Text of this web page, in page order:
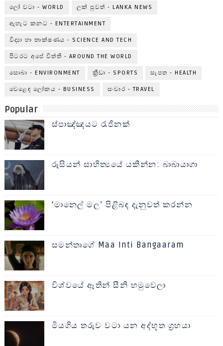
ලෝ වටා - WORLD ලක් පුවත් - LANKA NEWS
ඇහැට කනට - ENTERTAINMENT
විද්‍යා හා තාක්ෂණය - SCIENCE AND TECH
පිටරට අපේ විත්ති - AROUND THE WORLD
සොබා - ENVIRONMENT ක්‍රීඩා - SPORTS සැපත - HEALTH
වෙළෙඳ ලෝකය - BUSINESS සංචාර - TRAVEL
Popular
ස්පාඤ්ඤයට රැජිනක්
රුසියන් සාහිත්‍යයේ යකින්න: බාබායාගා
‘මානෙල් මල’ පිළිබඳ දැනුවත් කරන්න
සමන්තාගේ Maa Inti Bangaaram
විශ්වයේ ඈතින් සීනි හමුවෙලා
මියගිය තරුව වටා යන අද්භූත ග්‍රහයා